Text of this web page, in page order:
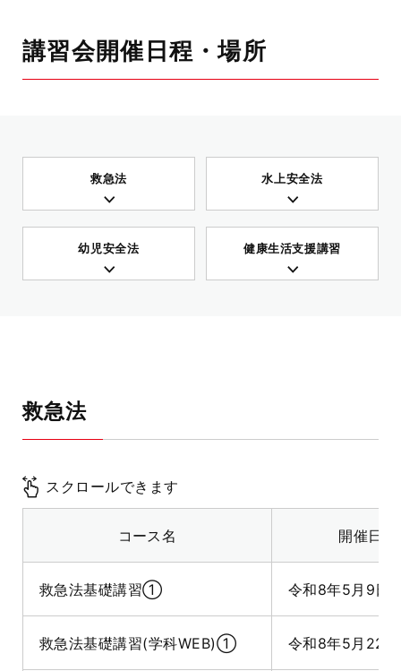
講習会開催日程・場所
救急法 水上安全法
幼児安全法 健康生活支援講習
救急法
コース名 開催日程
救急法基礎講習① 令和8年5月9日
救急法基礎講習(学科WEB)① 令和8年5月22日
スクロールできます